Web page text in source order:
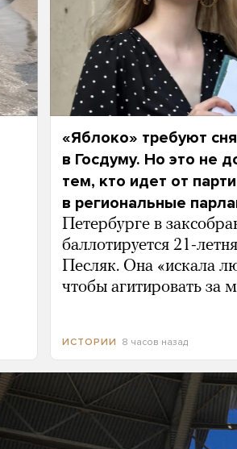
«Яблоко» требуют
в Госдуму. Но это не
тем, кто идет от
в региональные
Петербурге в
баллотируется 21-
Песляк. Она «искала
чтобы агитировать за
ИСТОРИИ 8 часов назад